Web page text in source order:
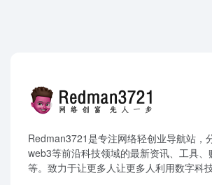
Redman3721是专注网络轻创业导航站，
web3等前沿科技领域的最新资讯、工具
等。致力于让更多人让更多人利用数字科